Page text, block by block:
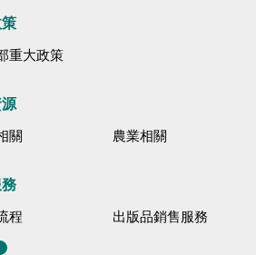
重大政策
關 農業相關
程 出版品銷售服務